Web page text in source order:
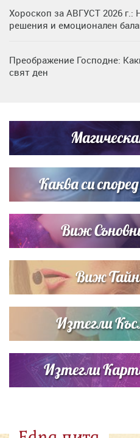
Хороскоп за АВГУСТ 2026
решения и емоционален
Преображение Господне:
свят ден
си деца на семейна морска
Звездна ваканция в
Кортни Кокс и Джим Къртис
Каква си
Виж
Виж
Изтегли
Изтегли